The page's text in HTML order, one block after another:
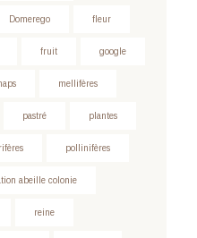
Domerego fleur
fruit google
mellifères
pastré plantes
pollinifères
abeille colonie
reine